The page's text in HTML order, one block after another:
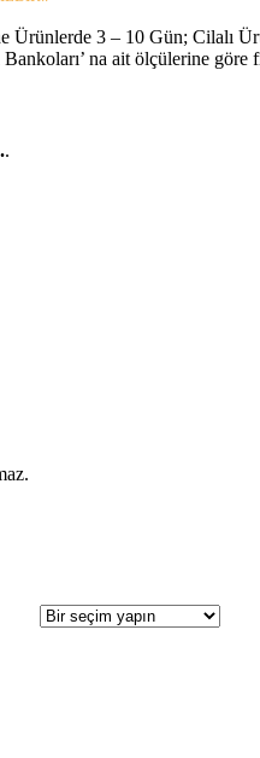
3 – 10 Gün; Cilalı
na ait ölçülerine
.